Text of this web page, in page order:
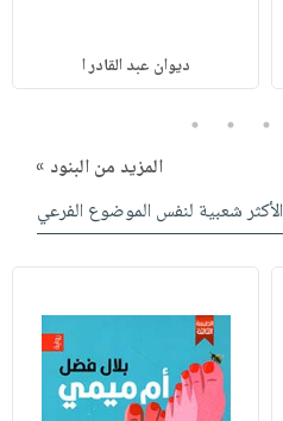
ديوان عبد القادر ا
3
4
5
المزيد من البنود »
الأكثر شعبية لنفس الموضوع الفرعي